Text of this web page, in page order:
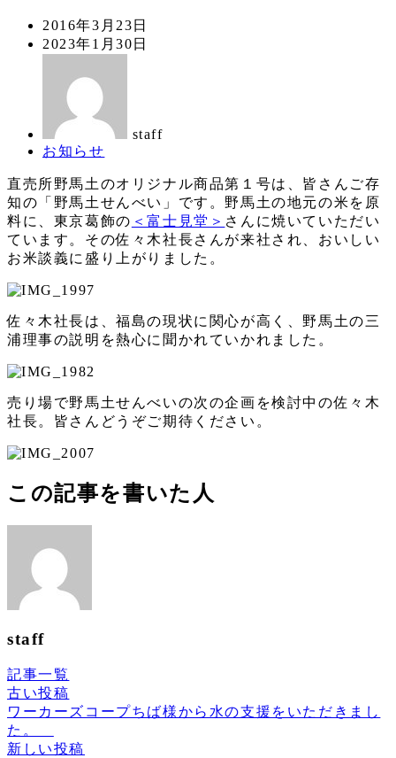
投
稿
2016年3月23日
更
2023年1月30日
staff
カ
ゴ
リ
ー
お知らせ
直売所野馬土のオリジナル商品第１号は、皆さんご存
知の「野馬土せんべい」です。野馬土の地元の米を原
料に、東京葛飾の ＜富士見堂＞ さんに焼いていただい
ています。その佐々木社長さんが来社され、おいしい
お米談義に盛り上がりました。
佐々木社長は、福島の現状に関心が高く、野馬土の三
浦理事の説明を熱心に聞かれていかれました。
売り場で野馬土せんべいの次の企画を検討中の佐々木
社長。皆さんどうぞご期待ください。
この記事を書いた人
staff
記事一覧
古い投稿
ワーカーズコープちば様から水の支援をいただきまし
た。
新しい投稿